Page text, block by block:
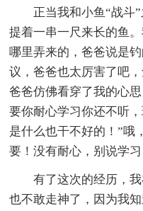
正当我和小鱼“战斗
提着一串一尺来长的鱼
哪里弄来的，爸爸说是
议，爸爸也太厉害了吧
爸爸仿佛看穿了我的心
要你耐心学习你还不听
是什么也干不好的！”哦
要！没有耐心，别说学
有了这次的经历，
也不敢走神了，因为我